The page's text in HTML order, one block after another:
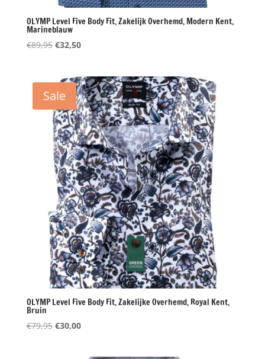
OLYMP Level Five Body Fit, Zakelijk Overhemd, Modern Kent,
Marineblauw
€89,95 Oorspronkelijke
€89,95.
€32,50Huidige
€32,50.
Sale
OLYMP Level Five Body Fit, Zakelijke Overhemd, Royal Kent,
Bruin
€79,95 Oorspronkelijke
€30,00Huidige